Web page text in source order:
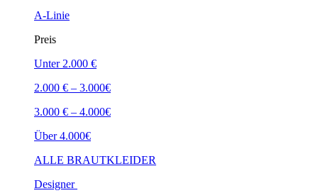
A-Linie
Preis
Unter 2.000 €
2.000 € – 3.000€
3.000 € – 4.000€
Über 4.000€
ALLE BRAUTKLEIDER
Designer